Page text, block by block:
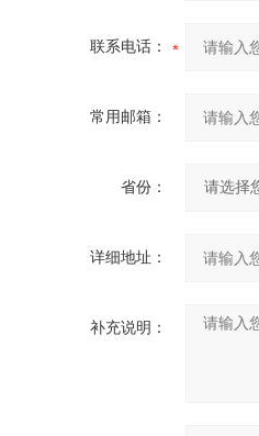
联系电话：
常用邮箱：
省份：
详细地址：
补充说明：